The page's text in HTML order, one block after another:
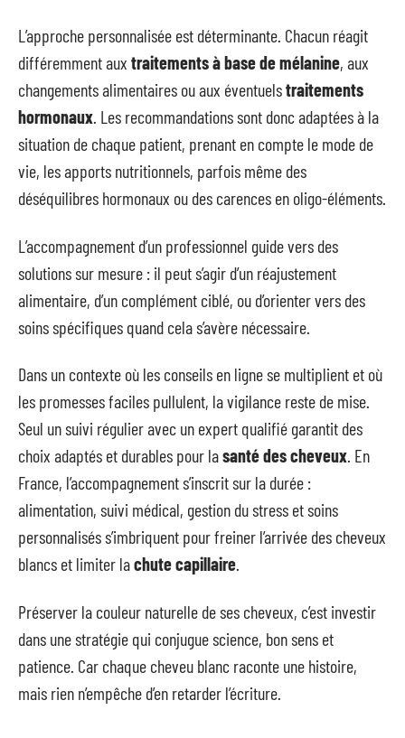
L’approche personnalisée est déterminante. Chacun réagit
différemment aux traitements à base de mélanine, aux
changements alimentaires ou aux éventuelstraitements
hormonaux. Les recommandations sont donc adaptées à la
situation de chaque patient, prenant en compte le mode de
vie, les apports nutritionnels, parfois même des
déséquilibres hormonaux ou des carences en oligo-éléments.
L’accompagnement d’un professionnel guide vers des
solutions sur mesure : il peut s’agir d’un réajustement
alimentaire, d’un complément ciblé, ou d’orienter vers des
soins spécifiques quand cela s’avère nécessaire.
Dans un contexte où les conseils en ligne se multiplient et où
les promesses faciles pullulent, la vigilance reste de mise.
Seul un suivi régulier avec un expert qualifié garantit des
choix adaptés et durables pour lasanté des cheveux. En
France, l’accompagnement s’inscrit sur la durée :
alimentation, suivi médical, gestion du stress et soins
personnalisés s’imbriquent pour freiner l’arrivée des cheveux
blancs et limiter lachute capillaire.
Préserver la couleur naturelle de ses cheveux, c’est investir
dans une stratégie qui conjugue science, bon sens et
patience. Car chaque cheveu blanc raconte une histoire,
mais rien n’empêche d’en retarder l’écriture.